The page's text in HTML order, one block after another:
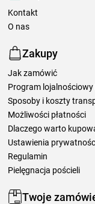
Kontakt
O nas
Zakupy
Jak zamówić
Program
Sposoby i koszty
Możliwości płatności
Dlaczego warto
Ustawienia
Regulamin
Pielęgnacja pościeli
Twoje